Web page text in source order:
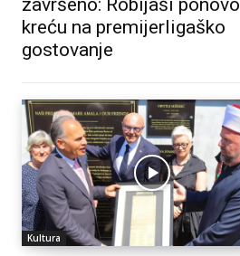
završeno: Robijaši ponovo
kreću na premijerligaško
gostovanje
Kultura